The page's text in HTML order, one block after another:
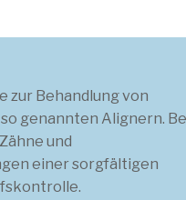
zur Behandlung von
genannten Alignern.
und
einer sorgfältigen